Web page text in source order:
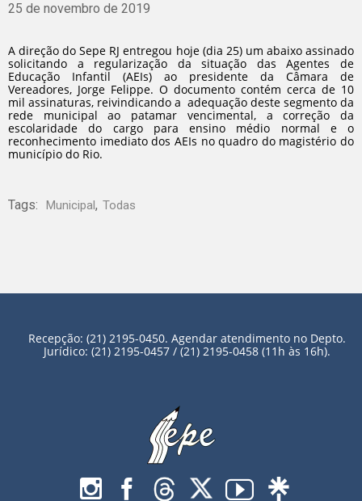
25 de novembro de 2019
A direção do Sepe RJ entregou hoje (dia 25) um abaixo assinado
solicitando a regularização da situação das Agentes de
Educação Infantil (AEIs) ao presidente da Câmara de
Vereadores, Jorge Felippe. O documento contém cerca de 10
mil assinaturas, reivindicando a adequação deste segmento da
rede municipal ao patamar vencimental, a correção da
escolaridade do cargo para ensino médio normal e o
reconhecimento imediato dos AEIs no quadro do magistério do
município do Rio.
Tags: Municipal, Todas
Recepção: (21) 2195-0450. Agendar atendimento no Depto.
Jurídico: (21) 2195-0457 / (21) 2195-0458 (11h às 16h).